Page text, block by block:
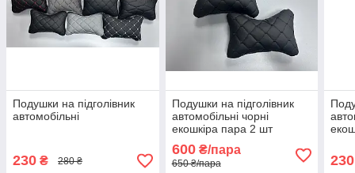
Подушки на підголівник
автомобільні
230 ₴ 280 ₴
Подушки на підголівник
автомобільні чорні
екошкіра пара 2 шт
600₴/пара
650 ₴/пара 230